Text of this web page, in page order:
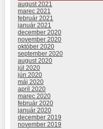
august 2021
marec 2021
február 2021
január 2021
december 2020
november 2020
október 2020
september 2020
august 2020
júl 2020
jún 2020
máj 2020
apríl 2020
marec 2020
február 2020
január 2020
december 2019
november 2019